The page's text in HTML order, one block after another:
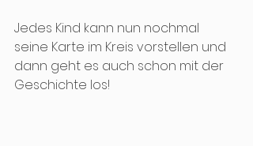
Jedes Kind kann nun nochmal
seine Karte im Kreis vorstellen und
dann geht es auch schon mit der
Geschichte los!